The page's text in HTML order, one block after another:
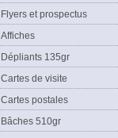
Flyers et prospectus
Affiches
Dépliants 135gr
Cartes de visite
Cartes postales
Bâches 510gr